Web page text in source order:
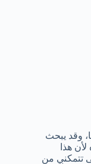
وقد يبحث
هذا
تتمكني من